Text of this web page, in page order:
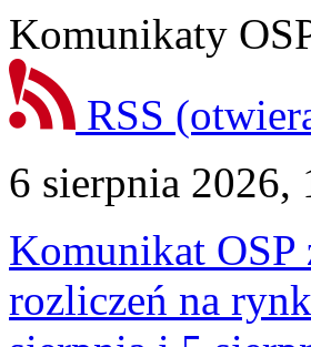
Komunikaty
RSS
6 sierpnia 2026,
Komunikat OSP
rozliczeń na